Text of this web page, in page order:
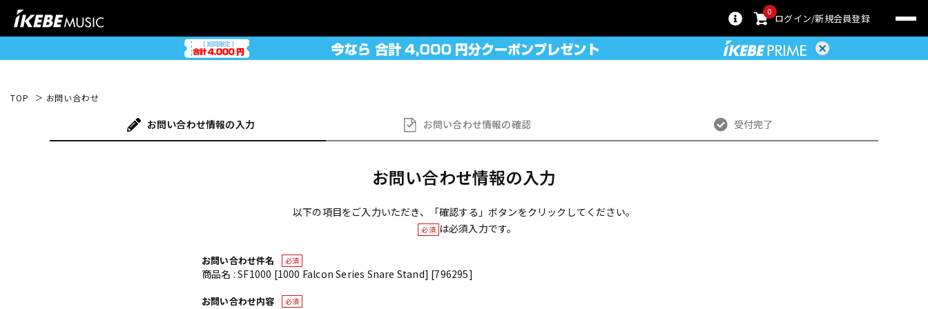
0
ログイン 新規会員登録
TOP お問い合わせ
お問い合わせ情報の入力 お問い合わせ情報の確認 受付完了
お問い合わせ情報の入力
以下の項目をご入力いただき、「確認する」ボタンをクリックしてください。
必須 は必須入力です。
お問い合わせ件名 必須
商品名 : SF1000 [1000 Falcon Series Snare Stand] [796295]
お問い合わせ内容 必須